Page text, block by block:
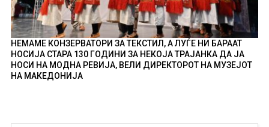
НЕМАМЕ КОНЗЕРВАТОРИ ЗА ТЕКСТИЛ, А ЛУЃЕ НИ БАРААТ
НОСИЈА СТАРА 130 ГОДИНИ ЗА НЕКОЈА ТРАЈАНКА ДА ЈА
НОСИ НА МОДНА РЕВИЈА, ВЕЛИ ДИРЕКТОРОТ НА МУЗЕЈОТ
НА МАКЕДОНИЈА